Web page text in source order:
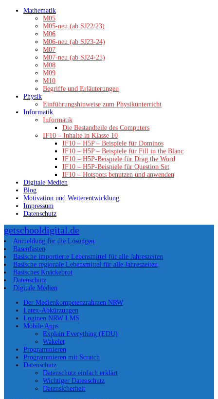
Zum
Mathematik
M05
M05-neu (ab SJ22/23)
M06
M06-neu (ab SJ23-24)
M07
M07-neu (ab SJ24-25)
M08
M09
M10
Begriffe und Erläuterungen
Physik
Einführungshinweise zum Physikunterricht
Informatik
Informatik
Die Bestandteile des Computers
IF10 – Inhalte in Klasse 10
IF10 – H5P – Beispiele für Dominos
IF10 – H5P – Beispiele für Fill in the Blanc
IF10 – H5P-Beispiele für Drag the Word
IF10 – H5P-Beispiele für Question Set
IF10 – Hotspots benutzen und anwenden
Digitale Medien
Blog
Motivation und Weiterentwicklung
Impressum
Datenschutz
getschooldigital.de
Anmeldung für die Lösungen
Basenfasten
Basische importierte Lebensmittel für alle Jahreszeiten
Basische regionale Lebensmittel für alle Jahreszeiten
Basisches Knäckebrot
Datenschutz
Digitale Medien
Der Medienkompetenzrahmen NRW
Latex-Abkürzungen
Logineo NRW LMS
Mobile Apps
Explain Everything (EDU)
Wakelet
Programmieren
Programmieren mit Scratch
Datenschutz
Datenschutz einfach erklärt
Wichtiger Datenschutz
Datensicherheit